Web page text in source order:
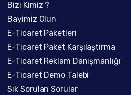
Bizi Kimiz ?
Bayimiz Olun
E-Ticaret Paketleri
E-Ticaret Paket Karşılaştırma
E-Ticaret Reklam Danışmanlığı
E-Ticaret Demo Talebi
Sık Sorulan Sorular